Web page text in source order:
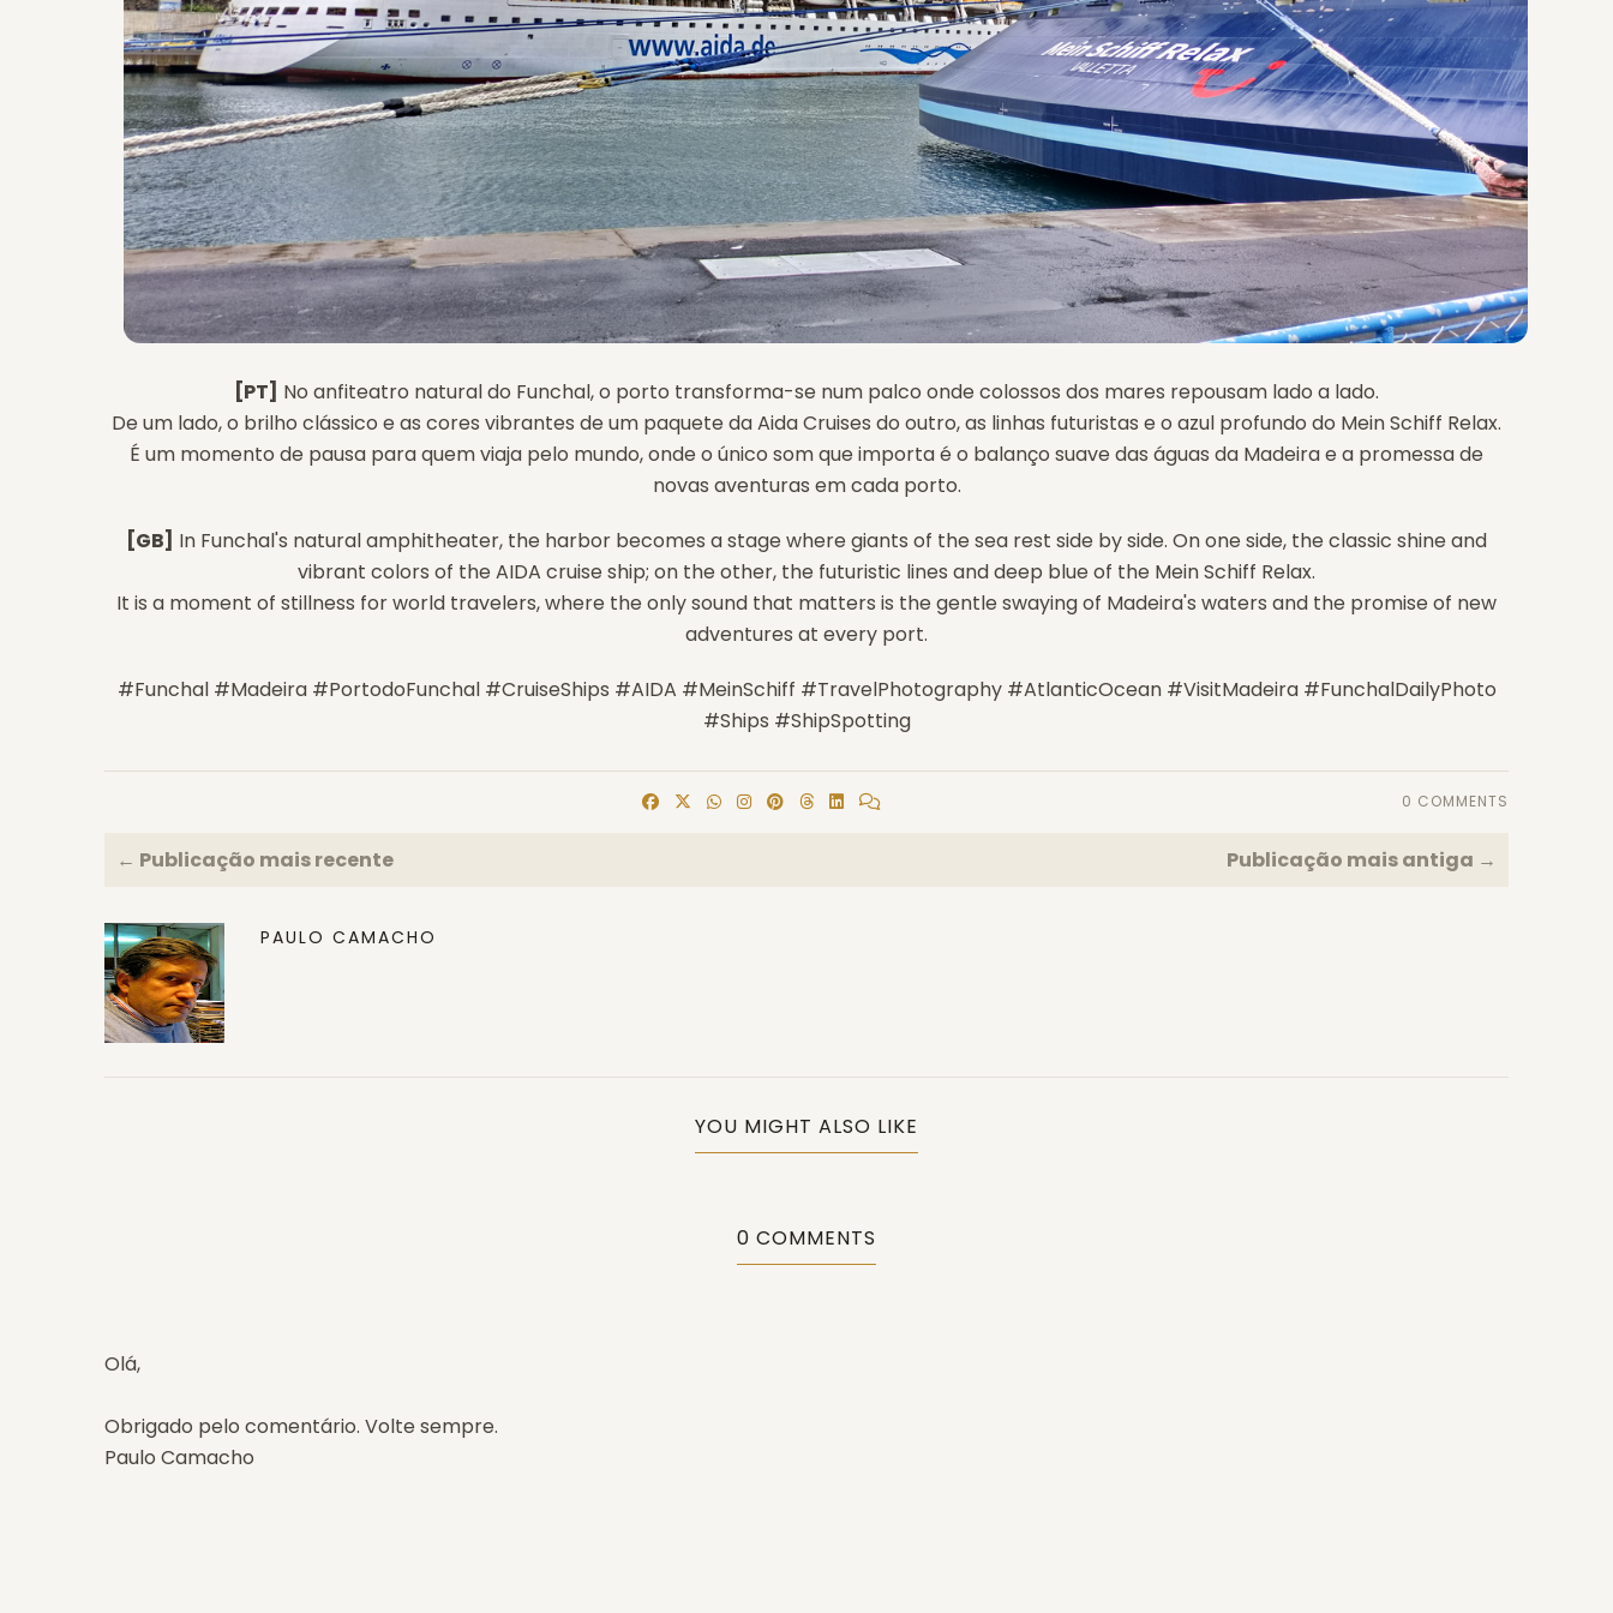
[PT] No anfiteatro natural do Funchal, o porto transforma-se num palco onde colossos dos mares repousam lado a lado.
De um lado, o brilho clássico e as cores vibrantes de um paquete da Aida Cruises do outro, as linhas futuristas e o azul profundo do Mein Schiff Relax.
É um momento de pausa para quem viaja pelo mundo, onde o único som que importa é o balanço suave das águas da Madeira e a promessa de
novas aventuras em cada porto.
[GB] In Funchal's natural amphitheater, the harbor becomes a stage where giants of the sea rest side by side. On one side, the classic shine and
vibrant colors of the AIDA cruise ship; on the other, the futuristic lines and deep blue of the Mein Schiff Relax.
It is a moment of stillness for world travelers, where the only sound that matters is the gentle swaying of Madeira's waters and the promise of new
adventures at every port.
#Funchal #Madeira #PortodoFunchal #CruiseShips #AIDA #MeinSchiff #TravelPhotography #AtlanticOcean #VisitMadeira #FunchalDailyPhoto
#Ships #ShipSpotting
0 COMMENTS
← Publicação mais recente Publicação mais antiga →
PAULO CAMACHO
YOU MIGHT ALSO LIKE
0 COMMENTS
Olá,
Obrigado pelo comentário. Volte sempre.
Paulo Camacho